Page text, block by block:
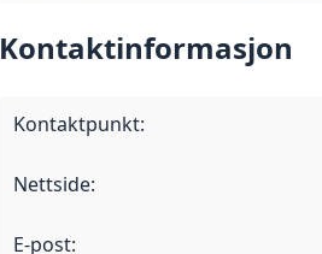
Kontaktinformasjon
Kontaktpunkt:
Nettside:
E-post: